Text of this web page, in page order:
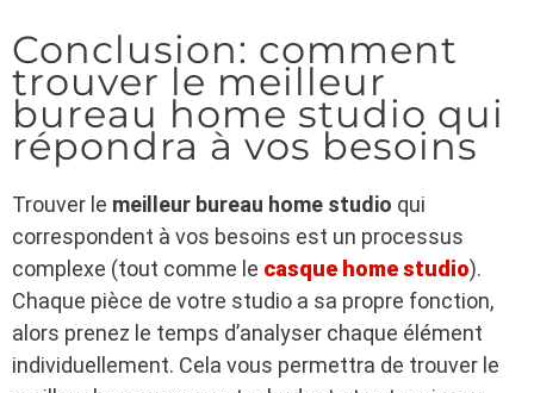
Conclusion: comment
trouver le meilleur
bureau home studio qui
répondra à vos besoins
Trouver le meilleur bureau home studio qui
correspondent à vos besoins est un processus
complexe (tout comme le casque home studio).
Chaque pièce de votre studio a sa propre fonction,
alors prenez le temps d’analyser chaque élément
individuellement. Cela vous permettra de trouver le